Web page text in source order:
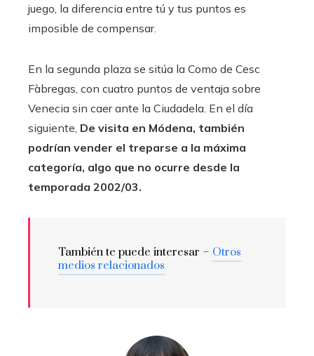
juego, la diferencia entre tú y tus puntos es
imposible de compensar.
En la segunda plaza se sitúa la Como de Cesc
Fàbregas, con cuatro puntos de ventaja sobre
Venecia sin caer ante la Ciudadela. En el día
siguiente, De visita en Módena, también
podrían vender el treparse a la máxima
categoría, algo que no ocurre desde la
temporada 2002/03.
También te puede interesar – Otros
medios relacionados